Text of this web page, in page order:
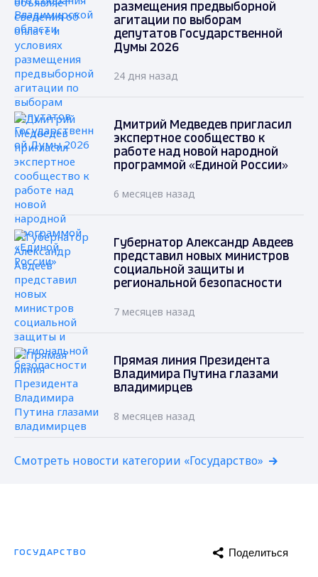
размещения предвыборной
агитации по выборам
депутатов Государственной
Думы 2026
24 дня назад
Дмитрий Медведев пригласил
экспертное сообщество к
работе над новой народной
программой «Единой России»
6 месяцев назад
Губернатор Александр Авдеев
представил новых министров
социальной защиты и
региональной безопасности
7 месяцев назад
Прямая линия Президента
Владимира Путина глазами
владимирцев
8 месяцев назад
Смотреть новости категории «Государство»
ГОСУДАРСТВО Поделиться